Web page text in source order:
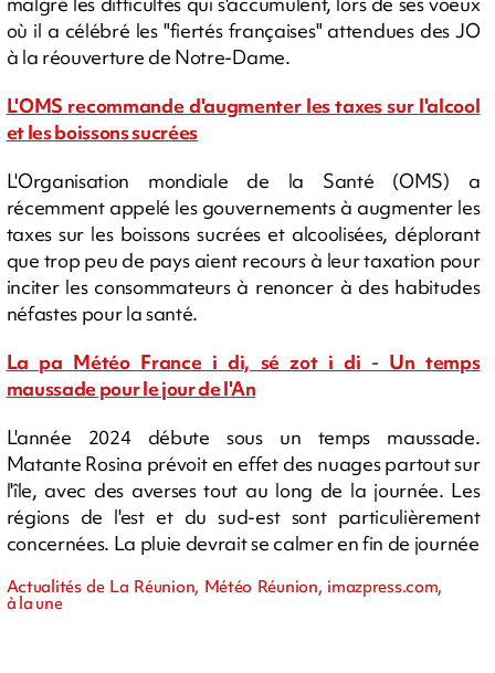
où il a célébré les "fiertés françaises" attendues des JO
à la réouverture de Notre-Dame.
L'OMS recommande d'augmenter les taxes sur l'alcool
et les boissons sucrées
L'Organisation mondiale de la Santé (OMS) a
récemment appelé les gouvernements à augmenter les
taxes sur les boissons sucrées et alcoolisées, déplorant
que trop peu de pays aient recours à leur taxation pour
inciter les consommateurs à renoncer à des habitudes
néfastes pour la santé.
La pa Météo France i di, sé zot i di - Un temps
maussade pour le jour de l'An
L'année 2024 débute sous un temps maussade.
Matante Rosina prévoit en effet des nuages partout sur
l'île, avec des averses tout au long de la journée. Les
régions de l'est et du sud-est sont particulièrement
concernées. La pluie devrait se calmer en fin de journée
Actualités de La Réunion, Météo Réunion, imazpress.com,
à la une